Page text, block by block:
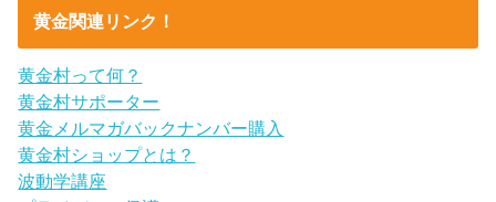
黄金関連リンク！
黄金村って何？
黄金村サポーター
黄金メルマガバックナンバー購入
黄金村ショップとは？
波動学講座